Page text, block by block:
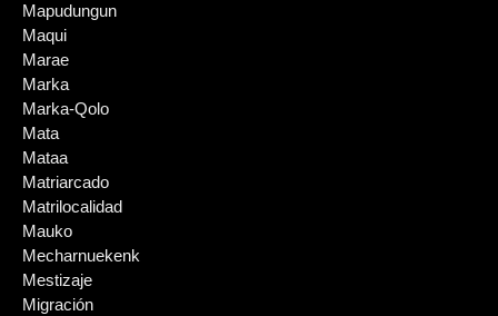
Mapudungun
Maqui
Marae
Marka
Marka-Qolo
Mata
Mataa
Matriarcado
Matrilocalidad
Mauko
Mecharnuekenk
Mestizaje
Migración